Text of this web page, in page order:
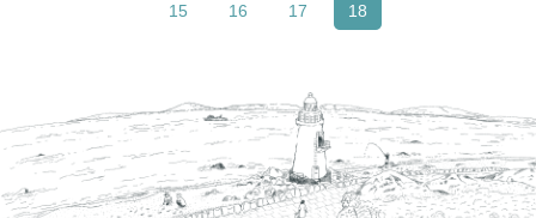
15 16 17 18